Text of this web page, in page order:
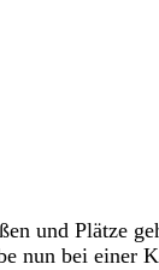
und Plätze
nun bei einer